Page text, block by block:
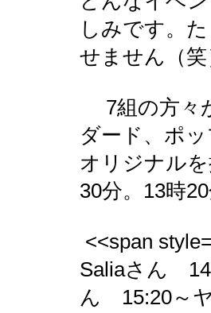
しみです。
せません（笑
7組の方々
ダード、ポ
オリジナル
30分。13時
<<span
Saliaさん
ん 15:20～